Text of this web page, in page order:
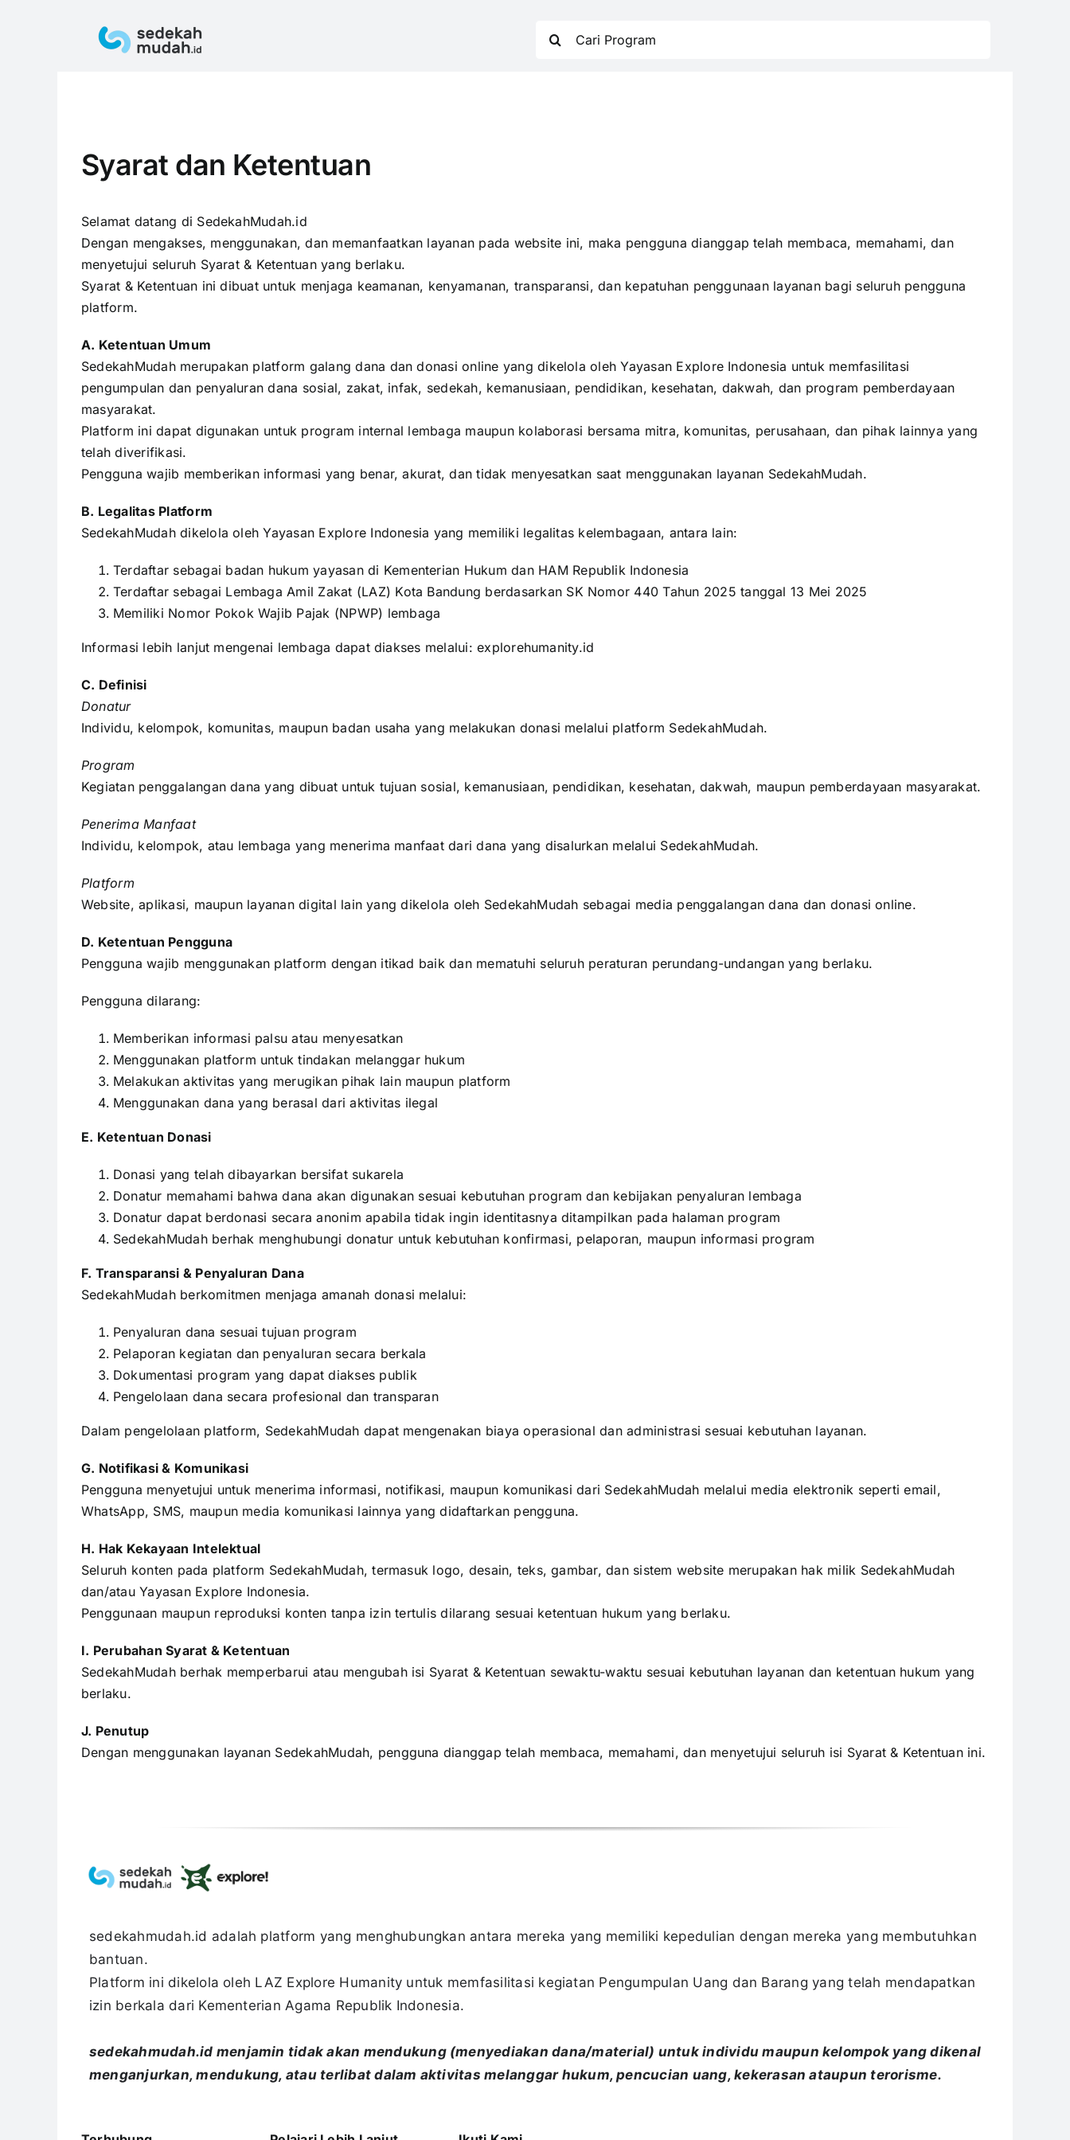
Syarat dan Ketentuan
Selamat datang di SedekahMudah.id
Dengan mengakses, menggunakan, dan memanfaatkan layanan pada website ini, maka pengguna dianggap telah membaca, memahami, dan
menyetujui seluruh Syarat & Ketentuan yang berlaku.
Syarat & Ketentuan ini dibuat untuk menjaga keamanan, kenyamanan, transparansi, dan kepatuhan penggunaan layanan bagi seluruh pengguna
platform.
A. Ketentuan Umum
SedekahMudah merupakan platform galang dana dan donasi online yang dikelola oleh Yayasan Explore Indonesia untuk memfasilitasi
pengumpulan dan penyaluran dana sosial, zakat, infak, sedekah, kemanusiaan, pendidikan, kesehatan, dakwah, dan program pemberdayaan
masyarakat.
Platform ini dapat digunakan untuk program internal lembaga maupun kolaborasi bersama mitra, komunitas, perusahaan, dan pihak lainnya yang
telah diverifikasi.
Pengguna wajib memberikan informasi yang benar, akurat, dan tidak menyesatkan saat menggunakan layanan SedekahMudah.
B. Legalitas Platform
SedekahMudah dikelola oleh Yayasan Explore Indonesia yang memiliki legalitas kelembagaan, antara lain:
Terdaftar sebagai badan hukum yayasan di Kementerian Hukum dan HAM Republik Indonesia
Terdaftar sebagai Lembaga Amil Zakat (LAZ) Kota Bandung berdasarkan SK Nomor 440 Tahun 2025 tanggal 13 Mei 2025
Memiliki Nomor Pokok Wajib Pajak (NPWP) lembaga
Informasi lebih lanjut mengenai lembaga dapat diakses melalui:explorehumanity.id
C. Definisi
Donatur
Individu, kelompok, komunitas, maupun badan usaha yang melakukan donasi melalui platform SedekahMudah.
Program
Kegiatan penggalangan dana yang dibuat untuk tujuan sosial, kemanusiaan, pendidikan, kesehatan, dakwah, maupun pemberdayaan masyarakat.
Penerima Manfaat
Individu, kelompok, atau lembaga yang menerima manfaat dari dana yang disalurkan melalui SedekahMudah.
Platform
Website, aplikasi, maupun layanan digital lain yang dikelola oleh SedekahMudah sebagai media penggalangan dana dan donasi online.
D. Ketentuan Pengguna
Pengguna wajib menggunakan platform dengan itikad baik dan mematuhi seluruh peraturan perundang-undangan yang berlaku.
Pengguna dilarang:
Memberikan informasi palsu atau menyesatkan
Menggunakan platform untuk tindakan melanggar hukum
Melakukan aktivitas yang merugikan pihak lain maupun platform
Menggunakan dana yang berasal dari aktivitas ilegal
E. Ketentuan Donasi
Donasi yang telah dibayarkan bersifat sukarela
Donatur memahami bahwa dana akan digunakan sesuai kebutuhan program dan kebijakan penyaluran lembaga
Donatur dapat berdonasi secara anonim apabila tidak ingin identitasnya ditampilkan pada halaman program
SedekahMudah berhak menghubungi donatur untuk kebutuhan konfirmasi, pelaporan, maupun informasi program
F. Transparansi & Penyaluran Dana
SedekahMudah berkomitmen menjaga amanah donasi melalui:
Penyaluran dana sesuai tujuan program
Pelaporan kegiatan dan penyaluran secara berkala
Dokumentasi program yang dapat diakses publik
Pengelolaan dana secara profesional dan transparan
Dalam pengelolaan platform, SedekahMudah dapat mengenakan biaya operasional dan administrasi sesuai kebutuhan layanan.
G. Notifikasi & Komunikasi
Pengguna menyetujui untuk menerima informasi, notifikasi, maupun komunikasi dari SedekahMudah melalui media elektronik seperti email,
WhatsApp, SMS, maupun media komunikasi lainnya yang didaftarkan pengguna.
H. Hak Kekayaan Intelektual
Seluruh konten pada platform SedekahMudah, termasuk logo, desain, teks, gambar, dan sistem website merupakan hak milik SedekahMudah
dan/atau Yayasan Explore Indonesia.
Penggunaan maupun reproduksi konten tanpa izin tertulis dilarang sesuai ketentuan hukum yang berlaku.
I. Perubahan Syarat & Ketentuan
SedekahMudah berhak memperbarui atau mengubah isi Syarat & Ketentuan sewaktu-waktu sesuai kebutuhan layanan dan ketentuan hukum yang
berlaku.
J. Penutup
Dengan menggunakan layanan SedekahMudah, pengguna dianggap telah membaca, memahami, dan menyetujui seluruh isi Syarat & Ketentuan ini.
sedekahmudah.id adalah platform yang menghubungkan antara mereka yang memiliki kepedulian dengan mereka yang membutuhkan
bantuan.
Platform ini dikelola oleh LAZ Explore Humanity untuk memfasilitasi kegiatan Pengumpulan Uang dan Barang yang telah mendapatkan
izin berkala dari Kementerian Agama Republik Indonesia.
sedekahmudah.id menjamin tidak akan mendukung (menyediakan dana/material) untuk individu maupun kelompok yang dikenal
menganjurkan, mendukung, atau terlibat dalam aktivitas melanggar hukum, pencucian uang, kekerasan ataupun terorisme.